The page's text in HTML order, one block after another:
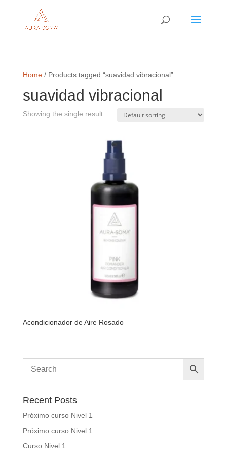
Home/ Products tagged “suavidad vibracional”
suavidad vibracional
Showing the single result
Acondicionador de Aire Rosado
Recent Posts
Próximo curso Nivel 1
Próximo curso Nivel 1
Curso Nivel 1